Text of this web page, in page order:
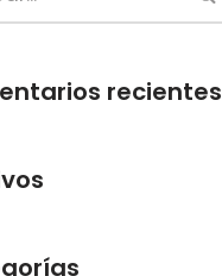
recientes